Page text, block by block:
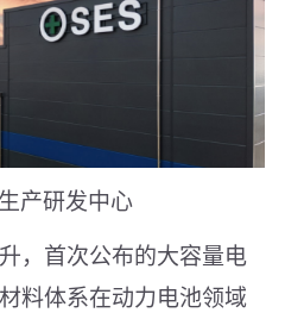
产研发中心
，首次公布的大容量电
料体系在动力电池领域